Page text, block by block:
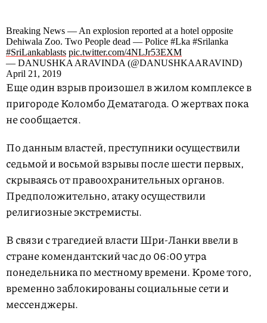
Breaking News — An explosion reported at a hotel opposite
Dehiwala Zoo. Two People dead — Police #Lka #Srilanka
#SriLankablasts pic.twitter.com/4NLJr53EXM
— DANUSHKA ARAVINDA (@DANUSHKAARAVIND)
April 21, 2019
Еще один взрыв произошел в жилом комплексе в
пригороде Коломбо Дематагода. О жертвах пока
не сообщается.
По данным властей, преступники осуществили
седьмой и восьмой взрывы после шести первых,
скрываясь от правоохранительных органов.
Предположительно, атаку осуществили
религиозные экстремисты.
В связи с трагедией власти Шри-Ланки ввели в
стране комендантский час до 06:00 утра
понедельника по местному времени. Кроме того,
временно заблокированы социальные сети и
мессенджеры.